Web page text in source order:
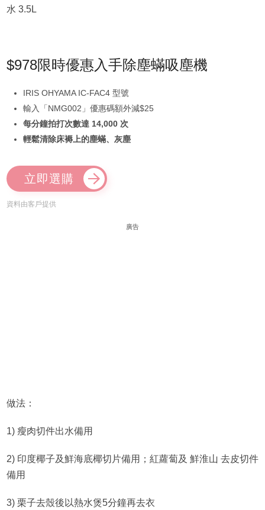
水 3.5L
$978限時優惠入手除塵蟎吸塵機
IRIS OHYAMA IC-FAC4 型號
輸入「NMG002」優惠碼額外減$25
每分鐘拍打次數達 14,000 次
輕鬆清除床褥上的塵蟎、灰塵
立即選購
資料由客戶提供
廣告
做法：
1) 瘦肉切件出水備用
2) 印度椰子及鮮海底椰切片備用；紅蘿蔔及 鮮淮山 去皮切件
備用
3) 栗子去殼後以熱水煲5分鐘再去衣